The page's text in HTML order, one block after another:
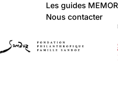
Les guides
Nous contacter